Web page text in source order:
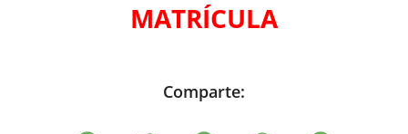
MATRÍCULA
Comparte: